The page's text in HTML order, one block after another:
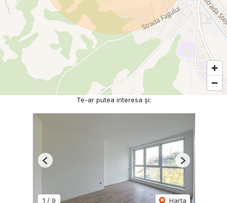
Te-ar putea interesa și:
1 / 9 Harta
Previous Next